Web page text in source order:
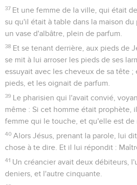
37 Et une femme de la ville, qui était
su qu'il était à table dans la maison du
un vase d'albâtre, plein de parfum.
38 Et se tenant derrière, aux pieds de
se mit à lui arroser les pieds de ses
essuyait avec les cheveux de sa tête ;
pieds, et les oignait de parfum.
39 Le pharisien qui l'avait convié,
même : Si cet homme était prophète,
femme qui le touche, et qu'elle est de
40 Alors Jésus, prenant la parole, lui
chose à te dire. Et il lui répondit :
41 Un créancier avait deux débiteurs,
deniers, et l'autre cinquante.